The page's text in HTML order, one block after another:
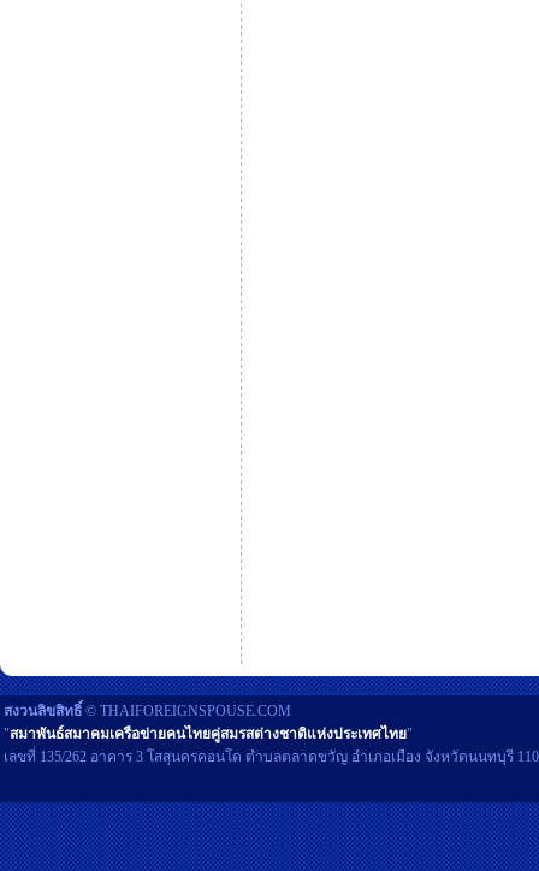
สงวนลิขสิทธิ์ © THAIFOREIGNSPOUSE.COM
"สมาพันธ์สมาคมเครือข่ายคนไทยคู่สมรสต่างชาติแห่งประเทศไทย"
เลขที่ 135/262 อาคาร 3 โสสุนครคอนโด ตำบลตลาดขวัญ อำเภอเมือง จังหวัดนนทบุรี